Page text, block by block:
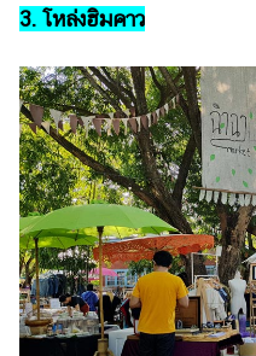
3. โหล่งฮิมคาว